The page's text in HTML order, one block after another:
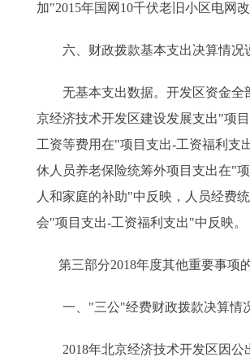
加"2015年国网10千伏老旧小区电网改
六、财政拨款基本支出决算情况
无基本支出数据。开发区资金全
京经济技术开发区建设发展支出"项
工资等费用在"项目支出-工资福利支
休人员养老保险统筹外项目支出在"
人和家庭的补助"中反映，人员经费
会"项目支出-工资福利支出"中反映。
第三部分2018年度其他重要事项
一、"三公"经费财政拨款决算情
2018年北京经济技术开发区因公